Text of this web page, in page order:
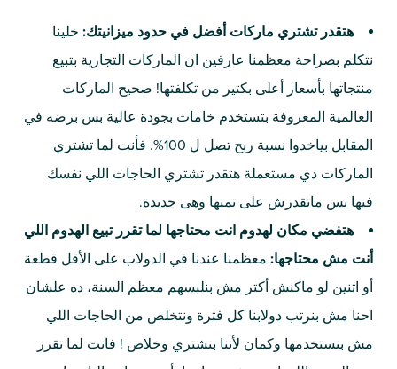
هتقدر تشتري ماركات أفضل في حدود ميزانيتك:خلينا
نتكلم بصراحة معظمنا عارفين ان الماركات التجارية بتبيع
منتجاتها بأسعار أعلى بكتير من تكلفتها! صحيح الماركات
العالمية المعروفة بتستخدم خامات بجودة عالية بس برضه في
المقابل بياخدوا نسبة ربح تصل ل 100%. فأنت لما تشتري
الماركات دي مستعملة هتقدر تشتري الحاجات اللي نفسك
فيها بس ماتقدرش على تمنها وهى جديدة.
هتفضي مكان لهدوم انت محتاجها لما تقرر تبيع الهدوم اللي
أنت مش محتاجها: معظمنا عندنا في الدولاب على الأقل قطعة
أو اتنين لو ماكنش أكتر مش بنلبسهم معظم السنة، ده علشان
احنا مش بنرتب دولابنا كل فترة ونتخلص من الحاجات اللي
مش بنستخدمها وكمان لأننا بنشتري وخلاص ! فانت لما تقرر